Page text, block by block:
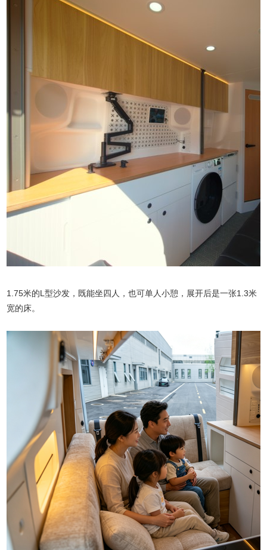
1.75米的L型沙发，既能坐四人，也可单人小憩，展开后是一张1.3米
宽的床。